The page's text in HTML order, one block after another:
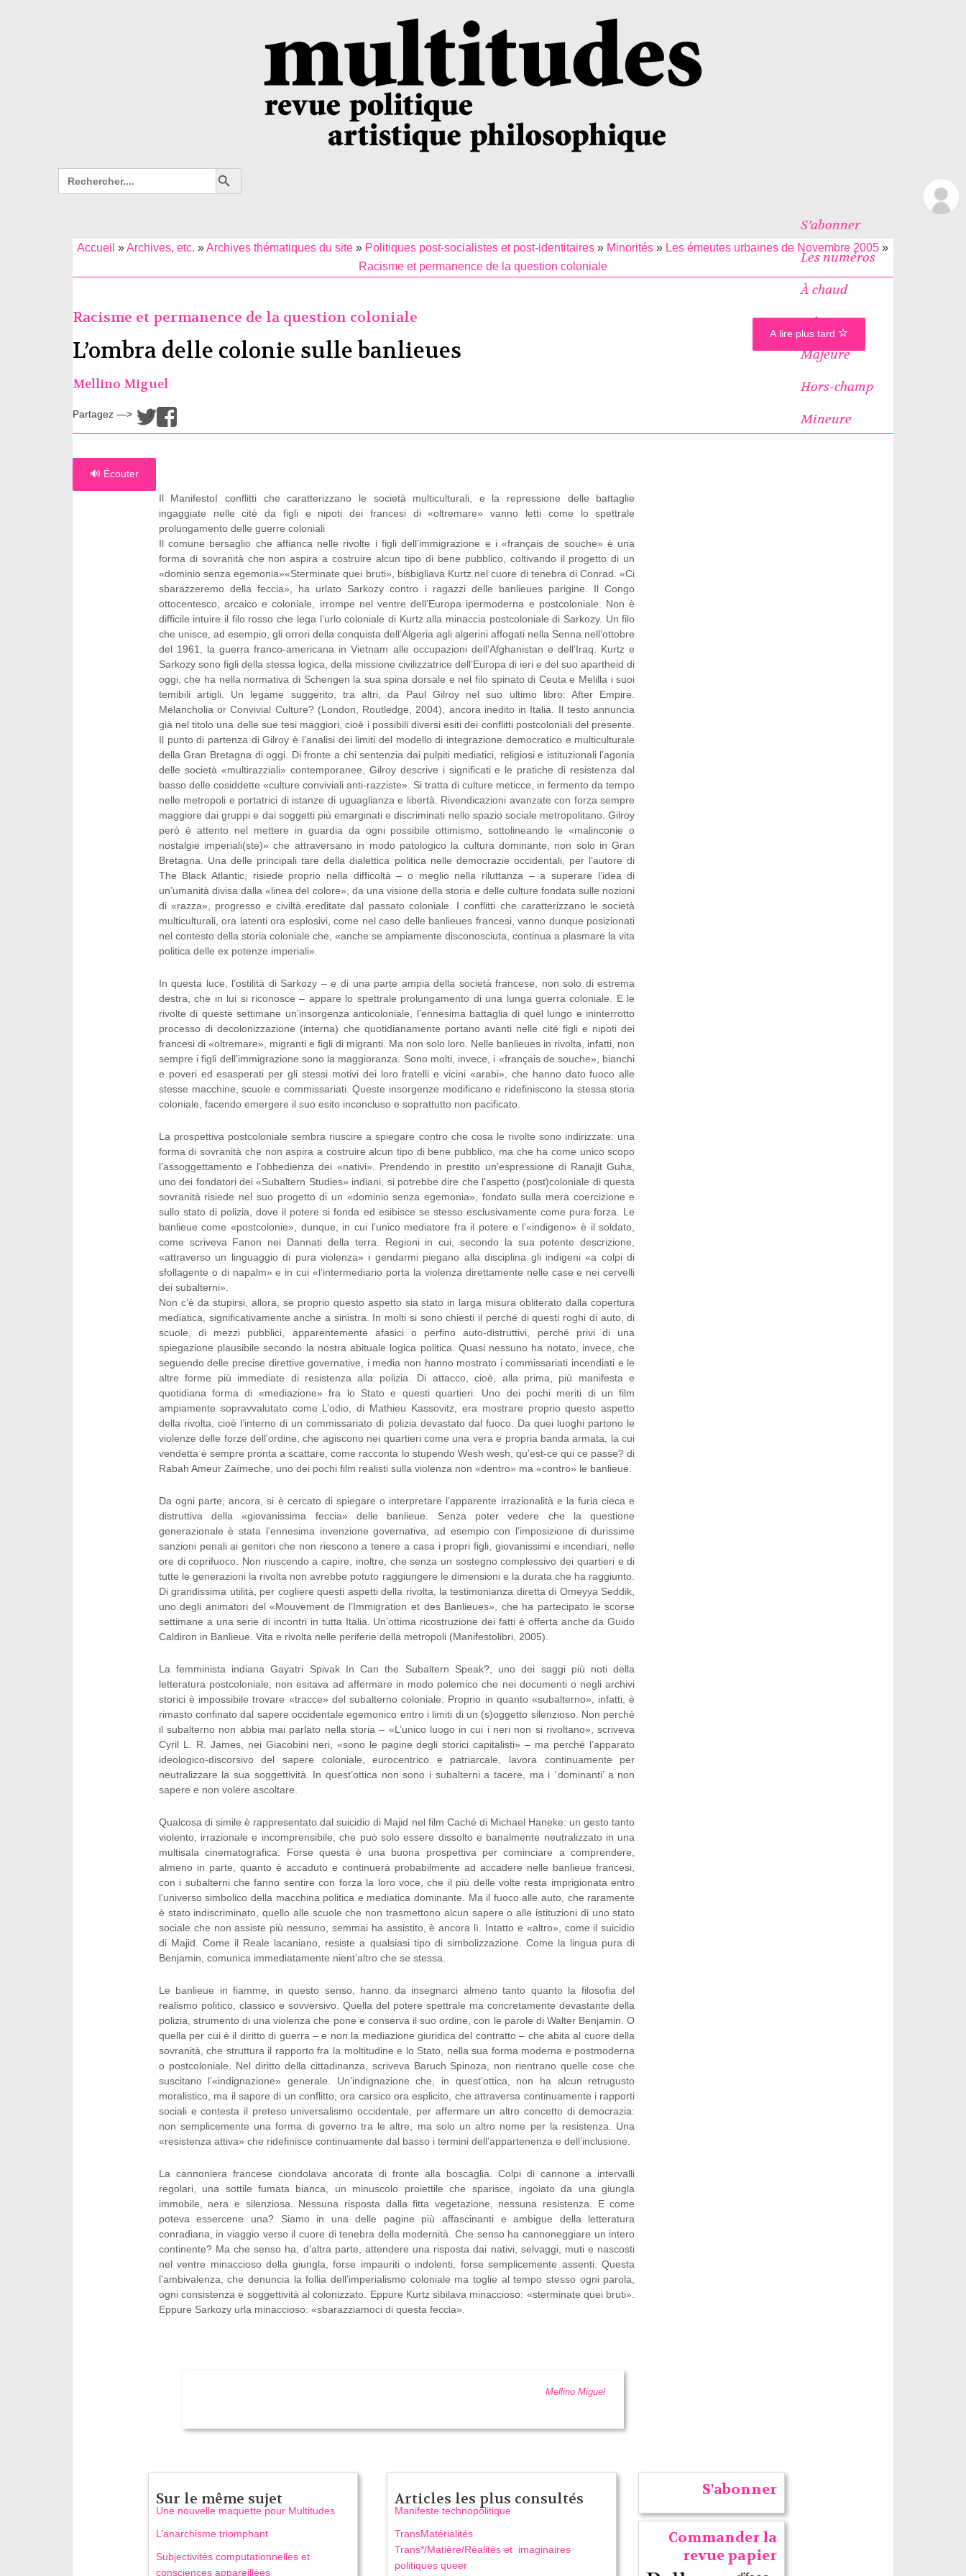
Search
for:
Search Button
S’abonner
Les numéros
À chaud
Icônes
Majeure
Hors-champ
Mineure
Accueil »Archives, etc. »Archives thématiques du site » Politiques post-socialistes et post-identitaires » Minorités » Les émeutes urbaines de Novembre 2005 »
Racisme et permanence de la question coloniale
Racisme et permanence de la question coloniale
L’ombra delle colonie sulle banlieues
Mellino Miguel
Partagez —> /
🔊 Écouter
Il ManifestoI conflitti che caratterizzano le società multiculturali, e la repressione delle battaglie
ingaggiate nelle cité da figli e nipoti dei francesi di «oltremare» vanno letti come lo spettrale
prolungamento delle guerre coloniali
Il comune bersaglio che affianca nelle rivolte i figli dell’immigrazione e i «français de souche» è una
forma di sovranità che non aspira a costruire alcun tipo di bene pubblico, coltivando il progetto di un
«dominio senza egemonia»«Sterminate quei bruti», bisbigliava Kurtz nel cuore di tenebra di Conrad. «Ci
sbarazzeremo della feccia», ha urlato Sarkozy contro i ragazzi delle banlieues parigine. Il Congo
ottocentesco, arcaico e coloniale, irrompe nel ventre dell’Europa ipermoderna e postcoloniale. Non è
difficile intuire il filo rosso che lega l’urlo coloniale di Kurtz alla minaccia postcoloniale di Sarkozy. Un filo
che unisce, ad esempio, gli orrori della conquista dell’Algeria agli algerini affogati nella Senna nell’ottobre
del 1961, la guerra franco-americana in Vietnam alle occupazioni dell’Afghanistan e dell’Iraq. Kurtz e
Sarkozy sono figli della stessa logica, della missione civilizzatrice dell’Europa di ieri e del suo apartheid di
oggi, che ha nella normativa di Schengen la sua spina dorsale e nel filo spinato di Ceuta e Melilla i suoi
temibili artigli. Un legame suggerito, tra altri, da Paul Gilroy nel suo ultimo libro: After Empire.
Melancholia or Convivial Culture? (London, Routledge, 2004), ancora inedito in Italia. Il testo annuncia
già nel titolo una delle sue tesi maggiori, cioè i possibili diversi esiti dei conflitti postcoloniali del presente.
Il punto di partenza di Gilroy è l’analisi dei limiti del modello di integrazione democratico e multiculturale
della Gran Bretagna di oggi. Di fronte a chi sentenzia dai pulpiti mediatici, religiosi e istituzionali l’agonia
delle società «multirazziali» contemporanee, Gilroy descrive i significati e le pratiche di resistenza dal
basso delle cosiddette «culture conviviali anti-razziste». Si tratta di culture meticce, in fermento da tempo
nelle metropoli e portatrici di istanze di uguaglianza e libertà. Rivendicazioni avanzate con forza sempre
maggiore dai gruppi e dai soggetti più emarginati e discriminati nello spazio sociale metropolitano. Gilroy
però è attento nel mettere in guardia da ogni possibile ottimismo, sottolineando le «malinconie o
nostalgie imperiali(ste)» che attraversano in modo patologico la cultura dominante, non solo in Gran
Bretagna. Una delle principali tare della dialettica politica nelle democrazie occidentali, per l’autore di
The Black Atlantic, risiede proprio nella difficoltà – o meglio nella riluttanza – a superare l’idea di
un’umanità divisa dalla «linea del colore», da una visione della storia e delle culture fondata sulle nozioni
di «razza», progresso e civiltà ereditate dal passato coloniale. I conflitti che caratterizzano le società
multiculturali, ora latenti ora esplosivi, come nel caso delle banlieues francesi, vanno dunque posizionati
nel contesto della storia coloniale che, «anche se ampiamente disconosciuta, continua a plasmare la vita
politica delle ex potenze imperiali».
In questa luce, l’ostilità di Sarkozy – e di una parte ampia della società francese, non solo di estrema
destra, che in lui si riconosce – appare lo spettrale prolungamento di una lunga guerra coloniale. E le
rivolte di queste settimane un’insorgenza anticoloniale, l’ennesima battaglia di quel lungo e ininterrotto
processo di decolonizzazione (interna) che quotidianamente portano avanti nelle cité figli e nipoti dei
francesi di «oltremare», migranti e figli di migranti. Ma non solo loro. Nelle banlieues in rivolta, infatti, non
sempre i figli dell’immigrazione sono la maggioranza. Sono molti, invece, i «français de souche», bianchi
e poveri ed esasperati per gli stessi motivi dei loro fratelli e vicini «arabi», che hanno dato fuoco alle
stesse macchine, scuole e commissariati. Queste insorgenze modificano e ridefiniscono la stessa storia
coloniale, facendo emergere il suo esito inconcluso e soprattutto non pacificato.
La prospettiva postcoloniale sembra riuscire a spiegare contro che cosa le rivolte sono indirizzate: una
forma di sovranità che non aspira a costruire alcun tipo di bene pubblico, ma che ha come unico scopo
l’assoggettamento e l’obbedienza dei «nativi». Prendendo in prestito un’espressione di Ranajit Guha,
uno dei fondatori dei «Subaltern Studies» indiani, si potrebbe dire che l’aspetto (post)coloniale di questa
sovranità risiede nel suo progetto di un «dominio senza egemonia», fondato sulla mera coercizione e
sullo stato di polizia, dove il potere si fonda ed esibisce se stesso esclusivamente come pura forza. Le
banlieue come «postcolonie», dunque, in cui l’unico mediatore fra il potere e l’«indigeno» è il soldato,
come scriveva Fanon nei Dannati della terra. Regioni in cui, secondo la sua potente descrizione,
«attraverso un linguaggio di pura violenza» i gendarmi piegano alla disciplina gli indigeni «a colpi di
sfollagente o di napalm» e in cui «l’intermediario porta la violenza direttamente nelle case e nei cervelli
dei subalterni».
Non c’è da stupirsi, allora, se proprio questo aspetto sia stato in larga misura obliterato dalla copertura
mediatica, significativamente anche a sinistra. In molti si sono chiesti il perché di questi roghi di auto, di
scuole, di mezzi pubblici, apparentemente afasici o perfino auto-distruttivi, perché privi di una
spiegazione plausibile secondo la nostra abituale logica politica. Quasi nessuno ha notato, invece, che
seguendo delle precise direttive governative, i media non hanno mostrato i commissariati incendiati e le
altre forme più immediate di resistenza alla polizia. Di attacco, cioè, alla prima, più manifesta e
quotidiana forma di «mediazione» fra lo Stato e questi quartieri. Uno dei pochi meriti di un film
ampiamente sopravvalutato come L’odio, di Mathieu Kassovitz, era mostrare proprio questo aspetto
della rivolta, cioè l’interno di un commissariato di polizia devastato dal fuoco. Da quei luoghi partono le
violenze delle forze dell’ordine, che agiscono nei quartieri come una vera e propria banda armata, la cui
vendetta è sempre pronta a scattare, come racconta lo stupendo Wesh wesh, qu’est-ce qui ce passe? di
Rabah Ameur Zaïmeche, uno dei pochi film realisti sulla violenza non «dentro» ma «contro» le banlieue.
Da ogni parte, ancora, si è cercato di spiegare o interpretare l’apparente irrazionalità e la furia cieca e
distruttiva della «giovanissima feccia» delle banlieue. Senza poter vedere che la questione
generazionale è stata l’ennesima invenzione governativa, ad esempio con l’imposizione di durissime
sanzioni penali ai genitori che non riescono a tenere a casa i propri figli, giovanissimi e incendiari, nelle
ore di coprifuoco. Non riuscendo a capire, inoltre, che senza un sostegno complessivo dei quartieri e di
tutte le generazioni la rivolta non avrebbe potuto raggiungere le dimensioni e la durata che ha raggiunto.
Di grandissima utilità, per cogliere questi aspetti della rivolta, la testimonianza diretta di Omeyya Seddik,
uno degli animatori del «Mouvement de l’Immigration et des Banlieues», che ha partecipato le scorse
settimane a una serie di incontri in tutta Italia. Un’ottima ricostruzione dei fatti è offerta anche da Guido
Caldiron in Banlieue. Vita e rivolta nelle periferie della metropoli (Manifestolibri, 2005).
La femminista indiana Gayatri Spivak In Can the Subaltern Speak?, uno dei saggi più noti della
letteratura postcoloniale, non esitava ad affermare in modo polemico che nei documenti o negli archivi
storici è impossibile trovare «tracce» del subalterno coloniale. Proprio in quanto «subalterno», infatti, è
rimasto confinato dal sapere occidentale egemonico entro i limiti di un (s)oggetto silenzioso. Non perché
il subalterno non abbia mai parlato nella storia – «L’unico luogo in cui i neri non si rivoltano», scriveva
Cyril L. R. James, nei Giacobini neri, «sono le pagine degli storici capitalisti» – ma perché l’apparato
ideologico-discorsivo del sapere coloniale, eurocentrico e patriarcale, lavora continuamente per
neutralizzare la sua soggettività. In quest’ottica non sono i subalterni a tacere, ma i `dominanti’ a non
sapere e non volere ascoltare.
Qualcosa di simile è rappresentato dal suicidio di Majid nel film Caché di Michael Haneke: un gesto tanto
violento, irrazionale e incomprensibile, che può solo essere dissolto e banalmente neutralizzato in una
multisala cinematografica. Forse questa è una buona prospettiva per cominciare a comprendere,
almeno in parte, quanto è accaduto e continuerà probabilmente ad accadere nelle banlieue francesi,
con i subalterni che fanno sentire con forza la loro voce, che il più delle volte resta imprigionata entro
l’universo simbolico della macchina politica e mediatica dominante. Ma il fuoco alle auto, che raramente
è stato indiscriminato, quello alle scuole che non trasmettono alcun sapere o alle istituzioni di uno stato
sociale che non assiste più nessuno, semmai ha assistito, è ancora lì. Intatto e «altro», come il suicidio
di Majid. Come il Reale lacaniano, resiste a qualsiasi tipo di simbolizzazione. Come la lingua pura di
Benjamin, comunica immediatamente nient’altro che se stessa.
Le banlieue in fiamme, in questo senso, hanno da insegnarci almeno tanto quanto la filosofia del
realismo politico, classico e sovversivo. Quella del potere spettrale ma concretamente devastante della
polizia, strumento di una violenza che pone e conserva il suo ordine, con le parole di Walter Benjamin. O
quella per cui è il diritto di guerra – e non la mediazione giuridica del contratto – che abita al cuore della
sovranità, che struttura il rapporto fra la moltitudine e lo Stato, nella sua forma moderna e postmoderna
o postcoloniale. Nel diritto della cittadinanza, scriveva Baruch Spinoza, non rientrano quelle cose che
suscitano l’«indignazione» generale. Un’indignazione che, in quest’ottica, non ha alcun retrugusto
moralistico, ma il sapore di un conflitto, ora carsico ora esplicito, che attraversa continuamente i rapporti
sociali e contesta il preteso universalismo occidentale, per affermare un altro concetto di democrazia:
non semplicemente una forma di governo tra le altre, ma solo un altro nome per la resistenza. Una
«resistenza attiva» che ridefinisce continuamente dal basso i termini dell’appartenenza e dell’inclusione.
La cannoniera francese ciondolava ancorata di fronte alla boscaglia. Colpi di cannone a intervalli
regolari, una sottile fumata bianca, un minuscolo proiettile che sparisce, ingoiato da una giungla
immobile, nera e silenziosa. Nessuna risposta dalla fitta vegetazione, nessuna resistenza. E come
poteva essercene una? Siamo in una delle pagine più affascinanti e ambigue della letteratura
conradiana, in viaggio verso il cuore di tenebra della modernità. Che senso ha cannoneggiare un intero
continente? Ma che senso ha, d’altra parte, attendere una risposta dai nativi, selvaggi, muti e nascosti
nel ventre minaccioso della giungla, forse impauriti o indolenti, forse semplicemente assenti. Questa
l’ambivalenza, che denuncia la follia dell’imperialismo coloniale ma toglie al tempo stesso ogni parola,
ogni consistenza e soggettività al colonizzato. Eppure Kurtz sibilava minaccioso: «sterminate quei bruti».
Eppure Sarkozy urla minaccioso: «sbarazziamoci di questa feccia».
A lire plus tard
Mellino Miguel
Sur le même sujet
Une nouvelle maquette pour Multitudes
L’anarchisme triomphant
Subjectivités computationnelles et
consciences appareillées
Articles les plus consultés
Manifeste technopolitique
TransMatérialités
Trans*/Matière/Réalités et imaginaires
politiques queer
S'abonner
Commander la
revue papier